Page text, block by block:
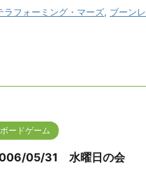
ラフォーミング・マーズ, ブーン
ボードゲーム
05/31 水曜日の会